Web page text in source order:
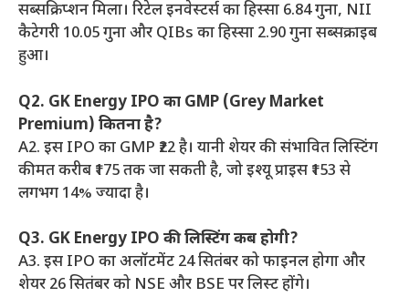
सब्सक्रिप्शन मिला। रिटेल इनवेस्टर्स का हिस्सा 6.84 गुना, NII
कैटेगरी 10.05 गुना और QIBs का हिस्सा 2.90 गुना सब्सक्राइब
हुआ।
Q2. GK Energy IPO का GMP (Grey Market
Premium) कितना है?
A2. इस IPO का GMP ₹22 है। यानी शेयर की संभावित लिस्टिंग
कीमत करीब ₹175 तक जा सकती है, जो इश्यू प्राइस ₹153 से
लगभग 14% ज्यादा है।
Q3. GK Energy IPO की लिस्टिंग कब होगी?
A3. इस IPO का अलॉटमेंट 24 सितंबर को फाइनल होगा और
शेयर 26 सितंबर को NSE और BSE पर लिस्ट होंगे।